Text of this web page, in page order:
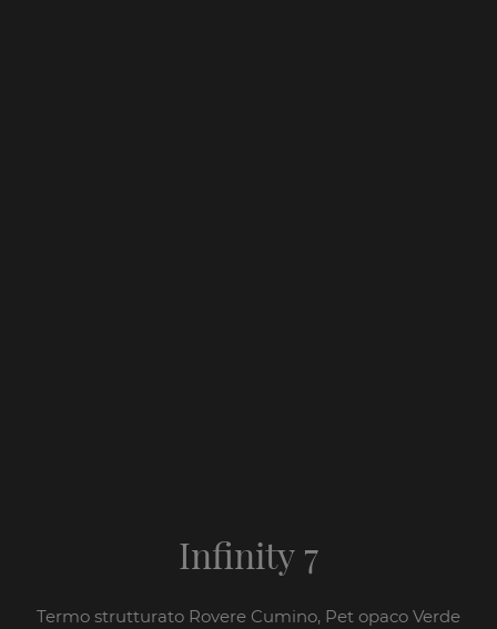
Termo strutturato Rovere Cumino, Pet opaco Verde
Infinity 7